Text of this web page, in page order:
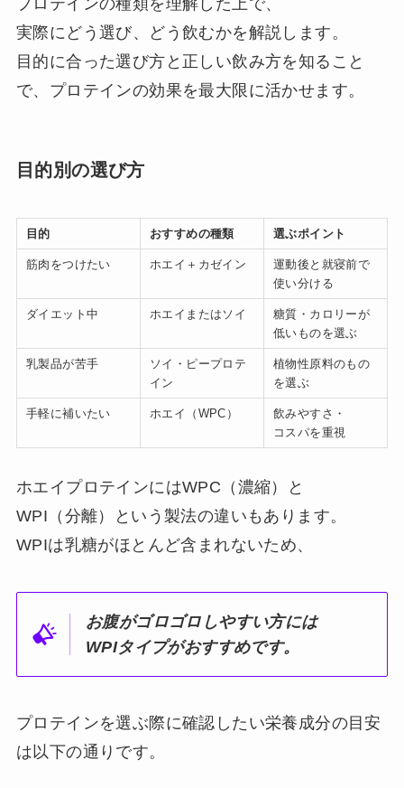
実際にどう選び、どう飲むかを解説します。
目的に合った選び方と正しい飲み方を知ること
で、プロテインの効果を最大限に活かせます。
目的別の選び方
目的 おすすめの種類 選ぶポイント
筋肉をつけたい ホエイ＋カゼイン
運動後と就寝前で
使い分ける
ダイエット中 ホエイまたはソイ
糖質・カロリーが
低いものを選ぶ
乳製品が苦手
ソイ・ピープロテ
イン
植物性原料のもの
を選ぶ
手軽に補いたい ホエイ（WPC）
飲みやすさ・
コスパを重視
ホエイプロテインにはWPC（濃縮）と
WPI（分離）という製法の違いもあります。
WPIは乳糖がほとんど含まれないため、
お腹がゴロゴロしやすい方には
WPIタイプがおすすめです。
プロテインを選ぶ際に確認したい栄養成分の目安
は以下の通りです。